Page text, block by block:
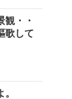
観・・
歌して